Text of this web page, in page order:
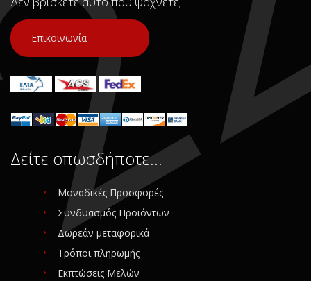
Συνδεθείτε για αγορά
Νούμερο Αγγελίας (SKU):
Συνδεθείτε για αγορά
Επικοινωνία
Δείτε οπωσδήποτε…
Μοναδικές Προσφορές
Συνδυασμός Προϊόντων
Δωρεάν μεταφορικά
Τρόποι πληρωμής
Εκπτώσεις Μελών